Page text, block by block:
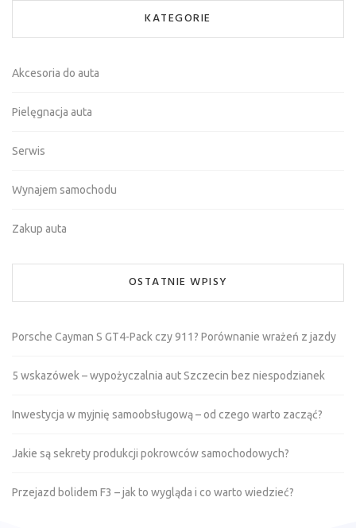
KATEGORIE
Akcesoria do auta
Pielęgnacja auta
Serwis
Wynajem samochodu
Zakup auta
OSTATNIE WPISY
Porsche Cayman S GT4-Pack czy 911? Porównanie wrażeń z jazdy
5 wskazówek – wypożyczalnia aut Szczecin bez niespodzianek
Inwestycja w myjnię samoobsługową – od czego warto zacząć?
Jakie są sekrety produkcji pokrowców samochodowych?
Przejazd bolidem F3 – jak to wygląda i co warto wiedzieć?